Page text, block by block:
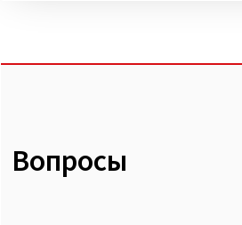
Вопросы